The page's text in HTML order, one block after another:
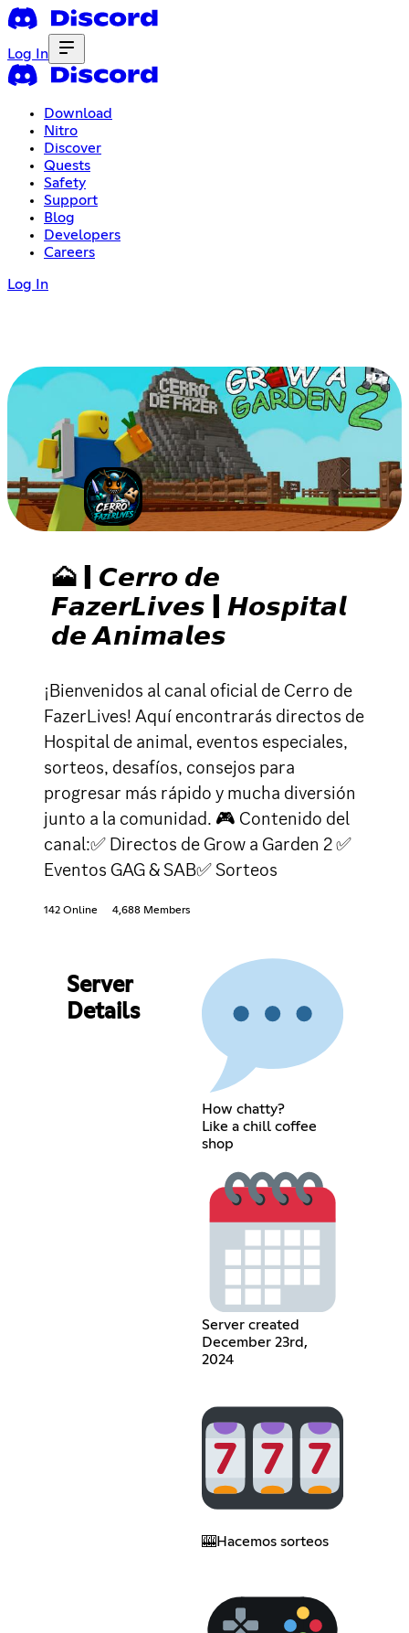
Log In
Download
Nitro
Discover
Quests
Safety
Support
Blog
Developers
Careers
Log In
🗻 | 𝘾𝙚𝙧𝙧𝙤 𝙙𝙚
𝙁𝙖𝙯𝙚𝙧𝙇𝙞𝙫𝙚𝙨 | 𝙃𝙤𝙨𝙥𝙞𝙩𝙖𝙡
𝙙𝙚 𝘼𝙣𝙞𝙢𝙖𝙡𝙚𝙨
¡Bienvenidos al canal oficial de Cerro de
FazerLives! Aquí encontrarás directos de
Hospital de animal, eventos especiales,
sorteos, desafíos, consejos para
progresar más rápido y mucha diversión
junto a la comunidad. 🎮 Contenido del
canal:✅ Directos de Grow a Garden 2 ✅
Eventos GAG & SAB✅ Sorteos
142 Online 4,688 Members
Server
Details
How chatty?
Like a chill coffee
shop
Server created
December 23rd,
2024
🎰Hacemos sorteos